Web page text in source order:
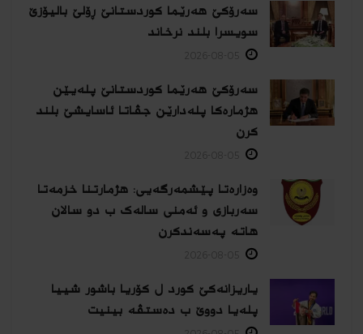
سەرۆکێ هەرێما کوردستانێ ڕۆلێ بالیۆزێ
سویسرا بلند نرخاند
سەرۆکێ هەرێما کوردستانێ پلەیێن
هژمارەكا پلەدارێن جڤاتا ئاسایشێ بلند
كرن
وەزارەتا پێشمەرگەیی: هژمارتنا خزمەتا
سەربازی و ئەمنی سالەک ب دو سالان
هاتە پەسەندكرن
یاریزانەكێ کورد ل کۆریا باشور شییا
پلەیا دووێ ب دەستڤە بینیت